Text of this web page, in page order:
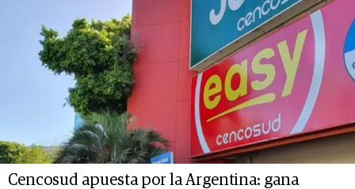
Cencosud apuesta por la Argentina: gana